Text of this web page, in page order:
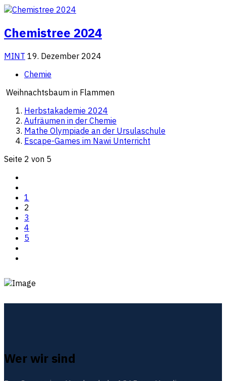
Chemistree 2024
MINT 19. Dezember 2024
Chemie
Weihnachtsbaum in Flammen
Herbstakademie 2024
Aufräumen in der Chemie
Mathe Olympiade an der Ursulaschule
Escape-Games im Nawi Unterricht
Seite 2 von 5
1
2
3
4
5
Wer wir sind